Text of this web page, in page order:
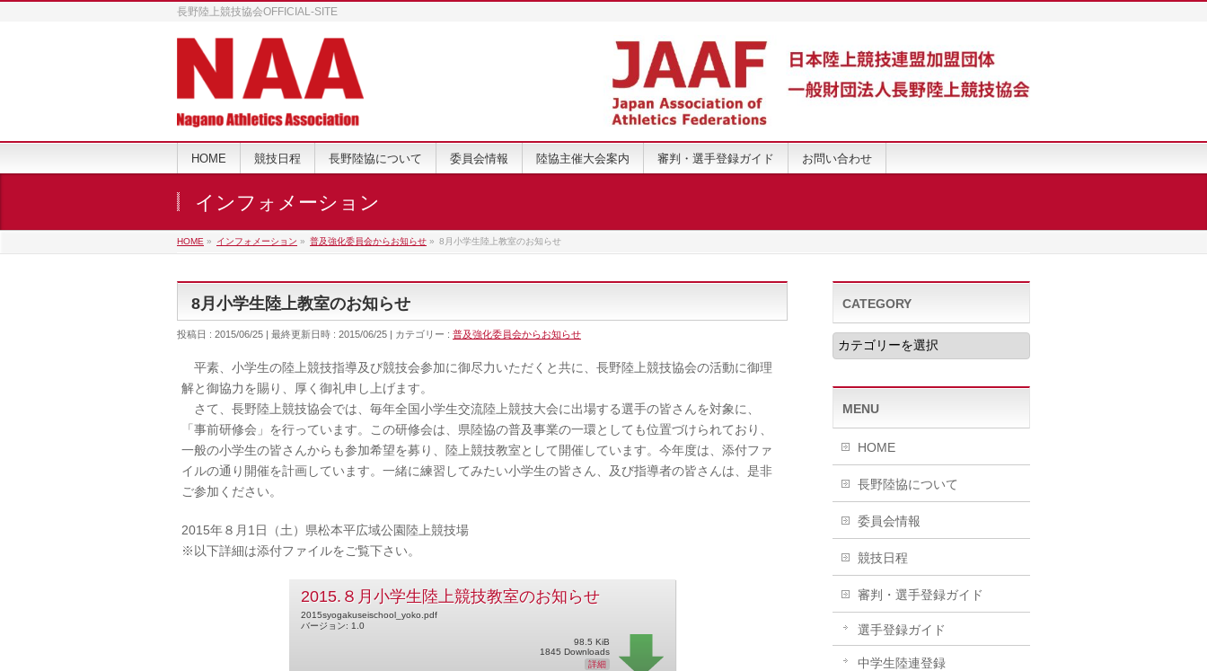
長野陸上競技協会OFFICIAL-SITE
HOME 競技日程 長野陸協について 委員会情報 陸協主催大会案内 審判・選手登録ガイド お問い合わせ
インフォメーション
HOME » インフォメーション » 普及強化委員会からお知らせ » 8月小学生陸上教室のお知らせ
8月小学生陸上教室のお知らせ
投稿日 : 2015/06/25 最終更新日時 : 2015/06/25 カテゴリー : 普及強化委員会からお知らせ
平素、小学生の陸上競技指導及び競技会参加に御尽力いただくと共に、長野陸上競技協会の活動に御理
解と御協力を賜り、厚く御礼申し上げます。
さて、長野陸上競技協会では、毎年全国小学生交流陸上競技大会に出場する選手の皆さんを対象に、
「事前研修会」を行っています。この研修会は、県陸協の普及事業の一環としても位置づけられており、
一般の小学生の皆さんからも参加希望を募り、陸上競技教室として開催しています。今年度は、添付ファ
イルの通り開催を計画しています。一緒に練習してみたい小学生の皆さん、及び指導者の皆さんは、是非
ご参加ください。
2015年８月1日（土）県松本平広域公園陸上競技場
※以下詳細は添付ファイルをご覧下さい。
2015.８月小学生陸上競技教室のお知らせ
2015syogakuseischool_yoko.pdf
バージョン: 1.0
98.5 KiB
1845 Downloads
詳細
CATEGORY
CATEGORY
MENU
HOME
長野陸協について
委員会情報
競技日程
審判・選手登録ガイド
選手登録ガイド
中学生陸連登録